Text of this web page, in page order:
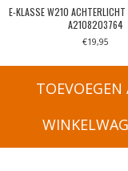
E-KLASSE W210
A2108203764
€19,95
TOEVOEGEN